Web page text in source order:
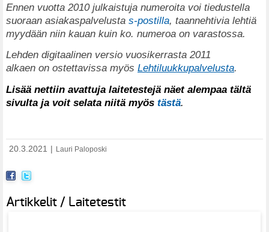
Ennen vuotta 2010 julkaistuja numeroita voi tiedustella
suoraan asiakaspalvelusta s-postilla, taannehtivia lehtiä
myydään niin kauan kuin ko. numeroa on varastossa.
Lehden digitaalinen versio vuosikerrasta 2011
alkaen on ostettavissa myös Lehtiluukkupalvelusta.
Lisää nettiin avattuja laitetestejä näet alempaa tältä
sivulta ja voit selata niitä myös tästä.
20.3.2021 Lauri Paloposki
Artikkelit / Laitetestit